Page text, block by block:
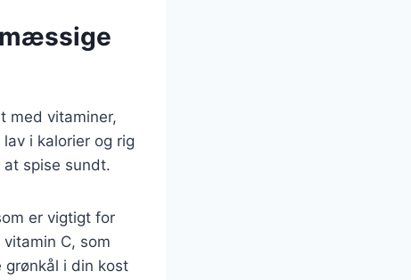
med vitaminer,
i kalorier og rig
spise sundt.
er vigtigt for
C, som
grønkål i din kost